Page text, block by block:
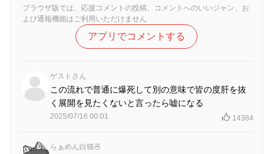
ブラウザ版では、応援コメントの投稿、コメントへのいいジャン、お
よび通報機能はご利用いただけません
アプリでコメントする
ゲストさん
この流れで普通に爆死して別の意味で皆の度肝を抜
く展開を見たくないと言ったら嘘になる
2025/07/16 00:01 14384
らぁめん白猫🍜